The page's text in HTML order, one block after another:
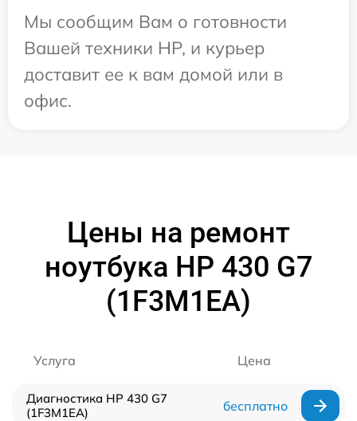
Мы сообщим Вам о готовности
Вашей техники HP, и курьер
доставит ее к вам домой или в
офис.
Цены на ремонт
ноутбука HP 430 G7
(1F3M1EA)
Услуга Цена
Диагностика HP 430 G7
(1F3M1EA)
бесплатно